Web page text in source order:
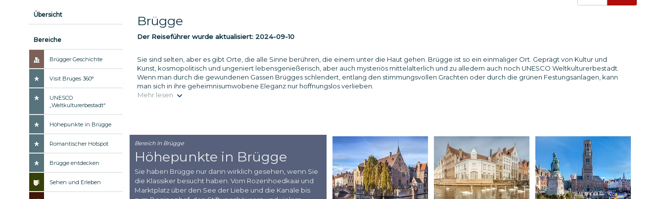
Übersicht
Bereiche
Brügger Geschichte
Visit Bruges 360°
UNESCO
„Weltkulturerbestadt“
Höhepunkte in Brügge
Romantischer Hotspot
Brügge entdecken
Sehen und Erleben
Brügge
Der Reiseführer wurde aktualisiert: 2024-09-10
Sie sind selten, aber es gibt Orte, die alle Sinne berühren, die einem unter die Haut gehen. Brügge ist so ein einmaliger Ort. Geprägt von Kultur und
Kunst, kosmopolitisch und ungeniert lebensgenießerisch, aber auch mysteriös mittelalterlich und zu alledem auch noch UNESCO Weltkulturerbestadt.
Wenn man durch die gewundenen Gassen Brügges schlendert, entlang den stimmungsvollen Grachten oder durch die grünen Festungsanlagen, kann
man sich in ihre geheimnisumwobene Eleganz nur hoffnungslos verlieben.
Mehr lesen
Bereich In Brügge
Höhepunkte in Brügge
Sie haben Brügge nur dann wirklich gesehen, wenn Sie
die Klassiker besucht haben. Vom Rozenhoedkaai und
Marktplatz über den See der Liebe und die Kanäle bis